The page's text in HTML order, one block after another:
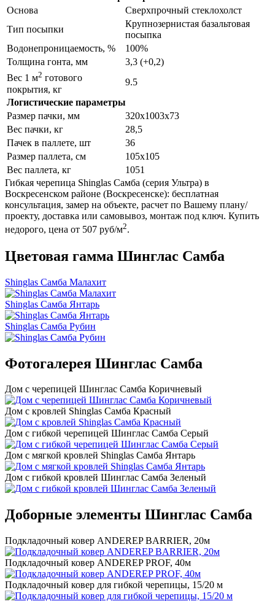
Основа
Сверхпрочный стеклохолст
Тип посыпки
Крупнозернистая базальтовая
посыпка
Водонепроницаемость, %
100%
Толщина гонта, мм
3,3 (+0,2)
Вес 1 м2 готового
покрытия, кг
9.5
Логистические параметры
Размер пачки, мм
320х1003х73
Вес пачки, кг
28,5
Пачек в паллете, шт
36
Размер паллета, см
105х105
Вес паллета, кг
1051
Гибкая черепица Shinglas Самба (серия Ультра) в
Воскресенском районе (Воскресенске): бесплатная
консультация, замер на объекте, расчет по Вашему плану/
проекту, доставка или самовывоз, монтаж под ключ. Купить
недорого, цена от 507 руб/м2.
Цветовая гамма Шинглас Самба
Shinglas Самба Малахит
Shinglas Самба Янтарь
Shinglas Самба Рубин
Фотогалерея Шинглас Самба
Дом с черепицей Шинглас Самба Коричневый
Дом с кровлей Shinglas Самба Красный
Дом с гибкой черепицей Шинглас Самба Серый
Дом с мягкой кровлей Shinglas Самба Янтарь
Дом с гибкой кровлей Шинглас Самба Зеленый
Доборные элементы Шинглас Самба
Подкладочный ковер ANDEREP BARRIER, 20м
Подкладочный ковер ANDEREP PROF, 40м
Подкладочный ковер для гибкой черепицы, 15/20 м